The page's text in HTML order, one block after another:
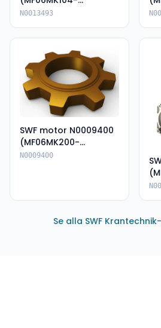
136P85054-KIP66)
N0013493
SWF motor N0009400
(MF06MK200-
135A80062E-IP66)
N0009400
Se alla SWF